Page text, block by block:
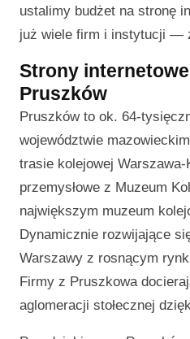
ustalimy budżet na stronę
już wiele firm i instytucji —
Strony
Pruszków
Pruszków to ok. 64-
województwie
trasie kolejowej Warszawa-
przemysłowe z Muzeum
największym muzeum
Dynamicznie rozwijające
Warszawy z rosnącym
Firmy z Pruszkowa
aglomeracji stołecznej